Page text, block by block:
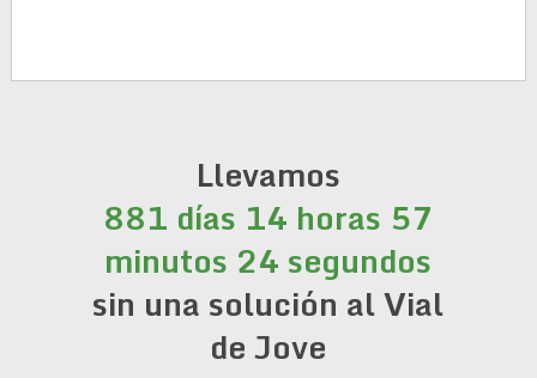
Llevamos
881 días 14 horas 57
minutos 25 segundos
sin una solución al Vial
de Jove